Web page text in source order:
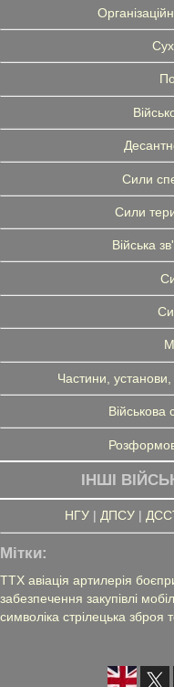
Сили
Сили
Війська
Частини,
ІНШІ
НГУ| ДПСУ|
Мітки:
ТТХ авіація артилерія
забезпечення закупівлі
символіка стрілецька зброя